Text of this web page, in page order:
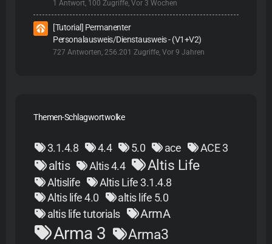
1 Antwort, 100 Zugriffe, Vor 3 Wochen
[Tutorial] Permanenter
Personalausweis/Dienstausweis - (V1+V2)
727 Antworten, 256.201 Zugriffe, Vor 9 Jahren
Themen-Schlagwortwolke
3.1.4.8 4.4 5.0 ace ACE 3
altis Altis 4.4 Altis Life
Altislife
Altis Life 3.1.4.8
Altis life 4.0
altis life 5.0
altis life tutorials
ArmA
Arma 3
Arma3